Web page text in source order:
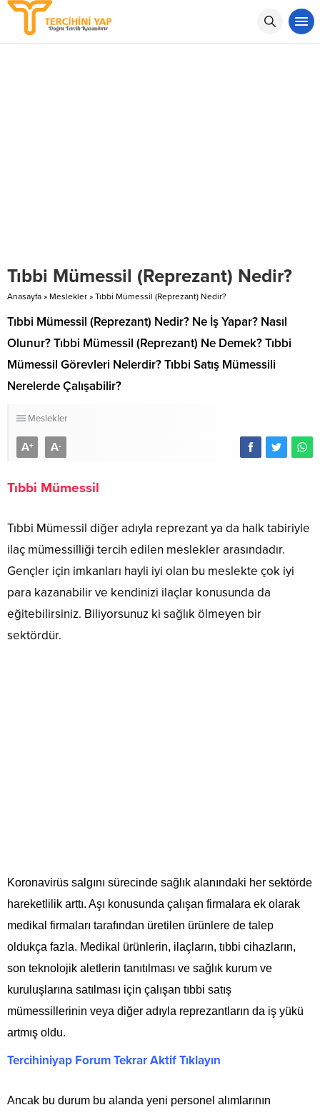
Tıbbi Mümessil (Reprezant) Nedir?
Anasayfa » Meslekler » Tıbbi Mümessil (Reprezant) Nedir?
Tıbbi Mümessil (Reprezant) Nedir? Ne İş Yapar? Nasıl
Olunur? Tıbbi Mümessil (Reprezant) Ne Demek? Tıbbi
Mümessil Görevleri Nelerdir? Tıbbi Satış Mümessili
Nerelerde Çalışabilir?
Meslekler
A+ A-
Tıbbi Mümessil
Tıbbi Mümessil diğer adıyla reprezant ya da halk tabiriyle
ilaç mümessilliği tercih edilen meslekler arasındadır.
Gençler için imkanları hayli iyi olan bu meslekte çok iyi
para kazanabilir ve kendinizi ilaçlar konusunda da
eğitebilirsiniz. Biliyorsunuz ki sağlık ölmeyen bir
sektördür.
Koronavirüs salgını sürecinde sağlık alanındaki her sektörde
hareketlilik arttı. Aşı konusunda çalışan firmalara ek olarak
medikal firmaları tarafından üretilen ürünlere de talep
oldukça fazla. Medikal ürünlerin, ilaçların, tıbbi cihazların,
son teknolojik aletlerin tanıtılması ve sağlık kurum ve
kuruluşlarına satılması için çalışan tıbbi satış
mümessillerinin veya diğer adıyla reprezantların da iş yükü
artmış oldu.
Tercihiniyap Forum Tekrar Aktif Tıklayın
Ancak bu durum bu alanda yeni personel alımlarının